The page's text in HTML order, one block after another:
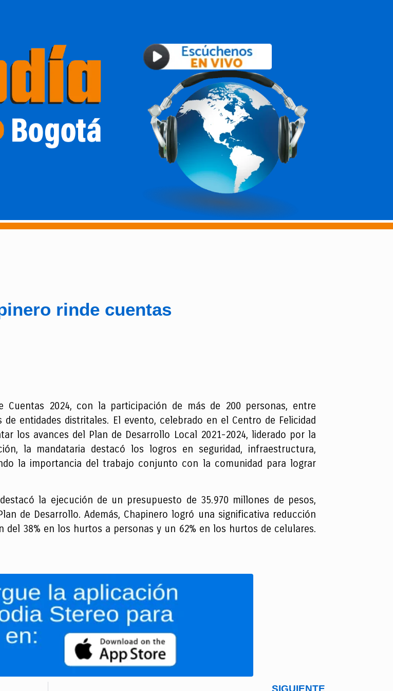
rinde cuentas
Cuentas 2024, con la participación de más de 200 personas, entre
entidades distritales. El evento, celebrado en el Centro de Felicidad
los avances del Plan de Desarrollo Local 2021-2024, liderado por la
la mandataria destacó los logros en seguridad, infraestructura,
la importancia del trabajo conjunto con la comunidad para lograr
la ejecución de un presupuesto de 35.970 millones de pesos,
de Desarrollo. Además, Chapinero logró una significativa reducción
38% en los hurtos a personas y un 62% en los hurtos de celulares.